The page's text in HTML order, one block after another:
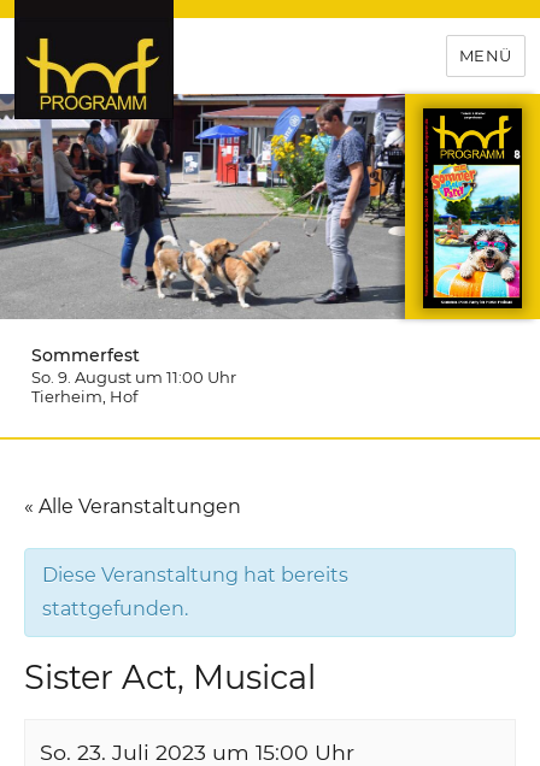
hof-programm – das
Veranstaltungsportal für
Hochfranken
MENÜ
Sommerfest
So. 9. August um 11:00 Uhr
Tierheim , Hof
« Alle Veranstaltungen
Diese Veranstaltung hat bereits
stattgefunden.
Sister Act, Musical
So. 23. Juli 2023 um 15:00 Uhr